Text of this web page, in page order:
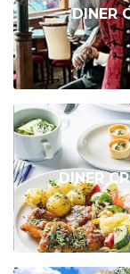
DINER
DINER